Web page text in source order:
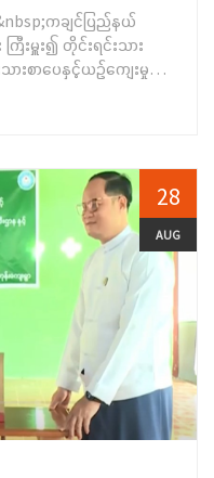
အပ်မှုဆန်းစစ်ချက်
ခဲ့ကြပါသည်။
ဆပ်ပြာခဲ၊&nbsp; လက်သန့်
သင်တန်းကို
) ရက်နေ့ထိ စာတွေ့လက်တွေ့
းစီးအရာရှိ ဒေါ်တင်မမမျိုး
င် တိုင်းရင်းသားစာပေ
ဆိုင်ရာ ကိစ္စရပ်များကို
ြီးကြပ်ရေးနှင့်ပြည်သူ့
င်ရေးကိစ္စရပ်များကို
းစီးဌာနမှ လက်ထောက်
ျိုးသမီး အခွင့်အရေး၊ မ
င့်အရေး၊ လူငယ်ရေးရာမူ
ကိုလည်းကောင်း ရှင်းလင်း
တိုင်းရင်းသားအခွင်အရေး
မွန်ပြည်နယ် ညွှန်ကြားရေး
ါ်လေးလေးနွယ်က ရပ်ရွာ
ာလိုအပ်ချက်တို့ကို ဆန်းစစ်
ေဆိုရမည့် ပုံစံများအား
းကောက်ယူခဲ့ရာ တက်
(၆၀) ဦး တို့က စစ်တမ်း
ကချင်ပြည်နယ်
ြီးမှူး၍ တိုင်းရင်းသား
သားစာပေနှင့်ယဉ်ကျေးမှု
၊ တိုင်းလေ၊ တိုင်းခမ်းတီ၊
င်းဝါဆိုသင်္ကန်း
ေးရာ ဝန်ကြီးဌာန၊ ညွှန်
ျင်းပပြုလုပ်ခဲ့ပါသည်။
းဦးစွာ အခမ်းအနားကို စိန္
ယက ဆရာတော် ဘဒ္ဒန္တ
များအား
ရေးရာဝန်ကြီး ဦးကျော်
အမှုထမ်းများနှင့် ရှမ်းမျိုး
မ်းတီ၊ တိုင်းဆာနှင့် တိုင်းလုံ)
မ် ရွတ်ဆိုဘုရားကန်တော့ဖွင့်
ခံယူ ဆောက်တည်ကြကာ
။&nbsp; &nbsp;
ြည်နယ်တိုင်းရင်းသား
င်္ကန်း၊ လှူဖွယ်ပစ္စည်းများ
28
AUG